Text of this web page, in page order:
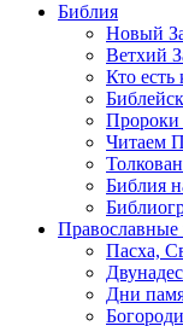
Библия
Новый
Ветхий
Кто есть
Пророки
Читаем
Библия
Православные
Пасха,
Дни